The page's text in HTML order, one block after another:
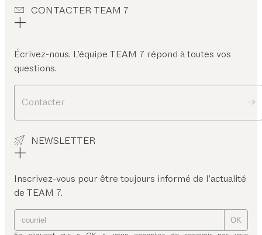
CONTACTER TEAM 7
Écrivez-nous. L’équipe TEAM 7 répond à toutes vos
questions.
Contacter
NEWSLETTER
Inscrivez-vous pour être toujours informé de l’actualité
de TEAM 7.
OK